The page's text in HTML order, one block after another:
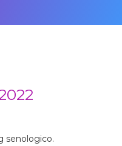
senologico.